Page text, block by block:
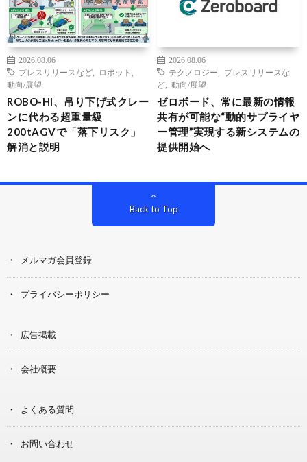
2026.08.06
プレスリリースなど
ロボット
動向/展望
ROBO-HI、吊り下げ式クレー
ンに代わる超重量級
200tAGVで「落下リスク」
解消と説明
2026.08.06
テクノロジー
プレスリリースな
ど
動向/展望
ゼロボード、常に最新の情報
共有が可能な“動的サプライヤ
ー管理”実現する新システムの
提供開始へ
Back to Top
メルマガ会員登録
プライバシーポリシー
広告掲載
会社概要
よくある質問
お問い合わせ